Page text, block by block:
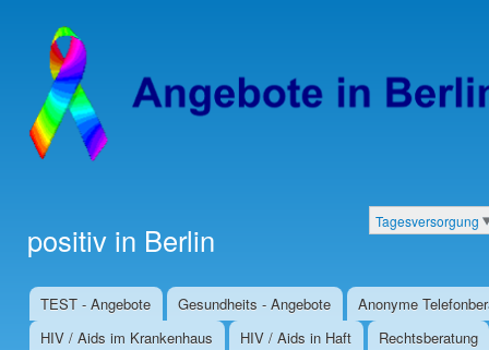
positiv in Berlin Kategorien
Tagesversorgung
Hauptmenü
TEST - Angebote Gesundheits - Angebote
Anonyme
HIV / Aids im Krankenhaus
HIV / Aids in Haft
Rechtsberatung